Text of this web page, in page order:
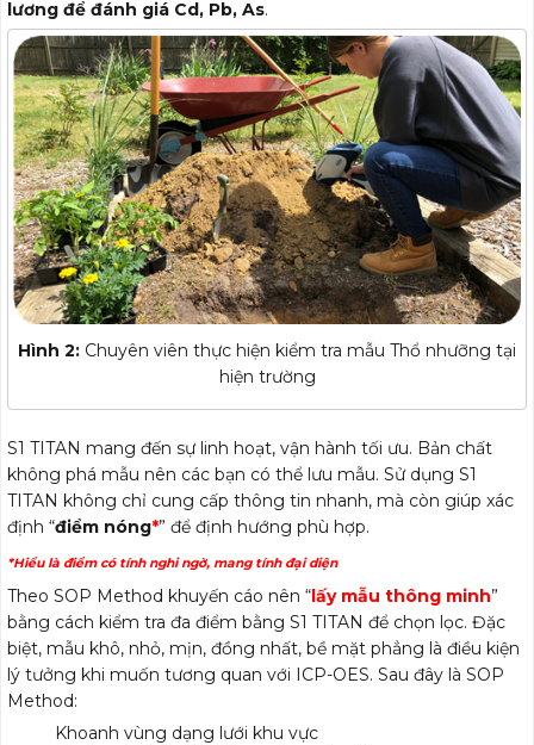
lương để đánh giá Cd, Pb, As.
Hình 2: Chuyên viên thực hiện kiểm tra mẫu Thổ nhưỡng tại
hiện trường
S1 TITAN mang đến sự linh hoạt, vận hành tối ưu. Bản chất
không phá mẫu nên các bạn có thể lưu mẫu. Sử dụng S1
TITAN không chỉ cung cấp thông tin nhanh, mà còn giúp xác
định “điểm nóng*” để định hướng phù hợp.
*Hiểu là điểm có tính nghi ngờ, mang tính đại diện
Theo SOP Method khuyến cáo nên “lấy mẫu thông minh”
bằng cách kiểm tra đa điểm bằng S1 TITAN để chọn lọc. Đặc
biệt, mẫu khô, nhỏ, mịn, đồng nhất, bề mặt phẳng là điều kiện
lý tưởng khi muốn tương quan với ICP-OES. Sau đây là SOP
Method:
Khoanh vùng dạng lưới khu vực